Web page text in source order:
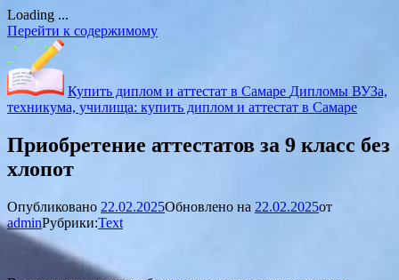
Loading ...
Перейти к содержимому
Купить диплом и аттестат в Самаре Дипломы ВУЗа,
техникума, училища: купить диплом и аттестат в Самаре
Приобретение аттестатов за 9 класс без
хлопот
Опубликовано 22.02.2025Обновлено на 22.02.2025от
adminРубрики:Text